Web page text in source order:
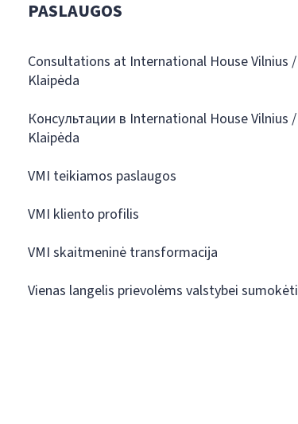
PASLAUGOS
Consultations at International House Vilnius /
Klaipėda
Консультации в International House Vilnius /
Klaipėda
VMI teikiamos paslaugos
VMI kliento profilis
VMI skaitmeninė transformacija
Vienas langelis prievolėms valstybei sumokėti